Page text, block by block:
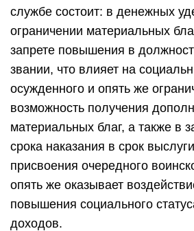
службе состоит: в денежных
ограничении материальных
запрете повышения в
звании, что влияет на
осужденного и опять же
возможность получения
материальных благ, а также в
срока наказания в срок
присвоения очередного
опять же оказывает
повышения социального
доходов.